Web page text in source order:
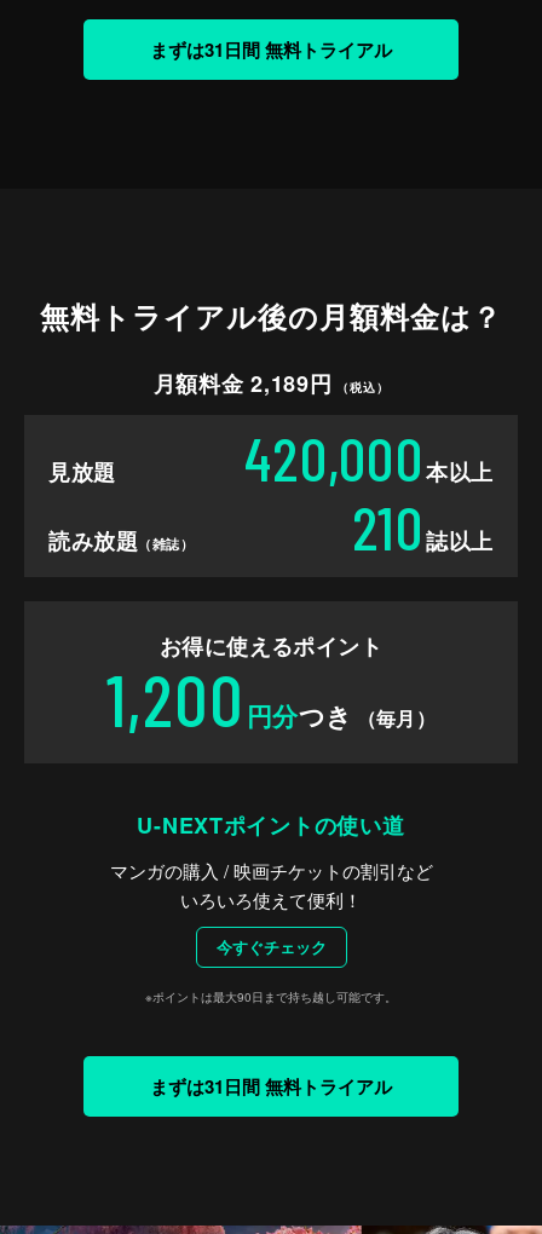
まずは31日間 無料トライアル
無料トライアル後の月額料金は？
月額料金 2,189円 （税込）
見放題 420,000 本以上
読み放題 （雑誌） 210 誌以上
お得に使えるポイント
1,200 円分つき （毎月）
U-NEXTポイントの使い道
マンガの購入 / 映画チケットの割引など
いろいろ使えて便利！
今すぐチェック
※ポイントは最大90日まで持ち越し可能です。
まずは31日間 無料トライアル